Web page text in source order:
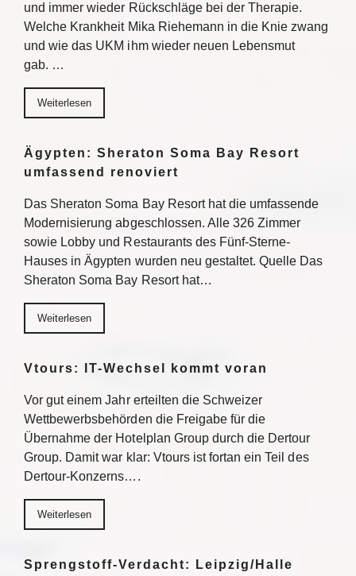
und immer wieder Rückschläge bei der Therapie.
Welche Krankheit Mika Riehemann in die Knie zwang
und wie das UKM ihm wieder neuen Lebensmut
gab. …
Weiterlesen
Ägypten: Sheraton Soma Bay Resort
umfassend renoviert
Das Sheraton Soma Bay Resort hat die umfassende
Modernisierung abgeschlossen. Alle 326 Zimmer
sowie Lobby und Restaurants des Fünf-Sterne-
Hauses in Ägypten wurden neu gestaltet. Quelle Das
Sheraton Soma Bay Resort hat…
Weiterlesen
Vtours: IT-Wechsel kommt voran
Vor gut einem Jahr erteilten die Schweizer
Wettbewerbsbehörden die Freigabe für die
Übernahme der Hotelplan Group durch die Dertour
Group. Damit war klar: Vtours ist fortan ein Teil des
Dertour-Konzerns….
Weiterlesen
Sprengstoff-Verdacht: Leipzig/Halle